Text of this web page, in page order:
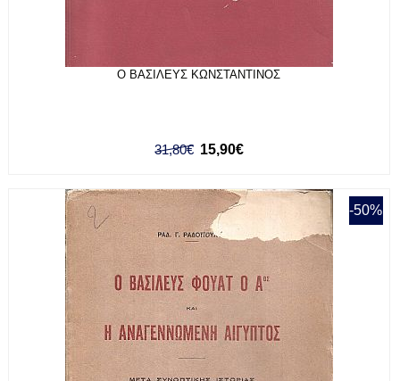
Ο ΒΑΣΙΛΕΥΣ ΚΩΝΣΤΑΝΤΙΝΟΣ
31,80€ 15,90€
-50%